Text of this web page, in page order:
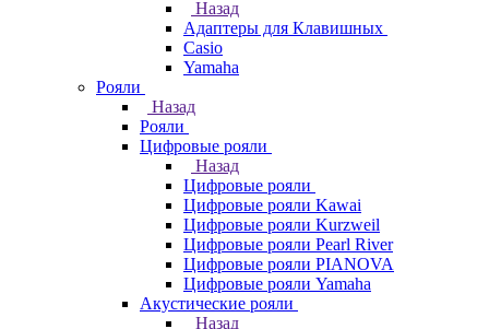
Назад
Адаптеры для Клавишных
Casio
Yamaha
Рояли
Назад
Рояли
Цифровые рояли
Назад
Цифровые рояли
Цифровые рояли Kawai
Цифровые рояли Kurzweil
Цифровые рояли Pearl River
Цифровые рояли PIANOVA
Цифровые рояли Yamaha
Акустические рояли
Назад